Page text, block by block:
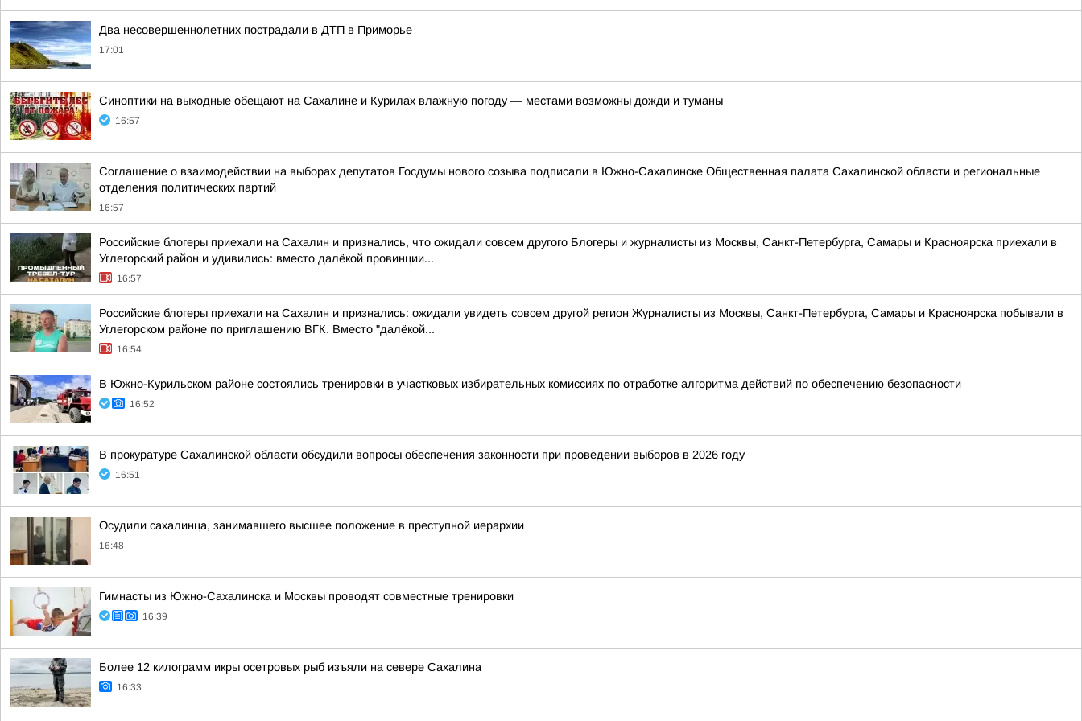
Два несовершеннолетних пострадали в ДТП в Приморье
17:01
Синоптики на выходные обещают на Сахалине и Курилах влажную погоду — местами возможны дожди и туманы
16:57
Соглашение о взаимодействии на выборах депутатов Госдумы нового созыва подписали в Южно-Сахалинске Общественная палата Сахалинской области и региональные
отделения политических партий
16:57
Российские блогеры приехали на Сахалин и признались, что ожидали совсем другого Блогеры и журналисты из Москвы, Санкт-Петербурга, Самары и Красноярска приехали в
Углегорский район и удивились: вместо далёкой провинции...
16:57
Российские блогеры приехали на Сахалин и признались: ожидали увидеть совсем другой регион Журналисты из Москвы, Санкт-Петербурга, Самары и Красноярска побывали в
Углегорском районе по приглашению ВГК. Вместо "далёкой...
16:54
В Южно-Курильском районе состоялись тренировки в участковых избирательных комиссиях по отработке алгоритма действий по обеспечению безопасности
16:52
В прокуратуре Сахалинской области обсудили вопросы обеспечения законности при проведении выборов в 2026 году
16:51
Осудили сахалинца, занимавшего высшее положение в преступной иерархии
16:48
Гимнасты из Южно-Сахалинска и Москвы проводят совместные тренировки
16:39
Более 12 килограмм икры осетровых рыб изъяли на севере Сахалина
16:33